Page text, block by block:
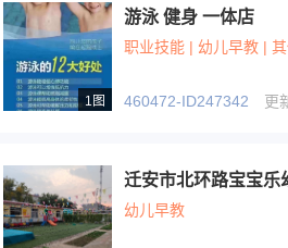
1图
游泳 健身 一体店
职业技能 | 幼儿早教 |
460472-ID247342 更
幼儿早教